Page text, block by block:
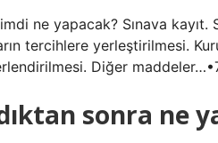
ne yapacak? Sınava kayıt.
tercihlere yerleştirilmesi.
Diğer
sonra ne